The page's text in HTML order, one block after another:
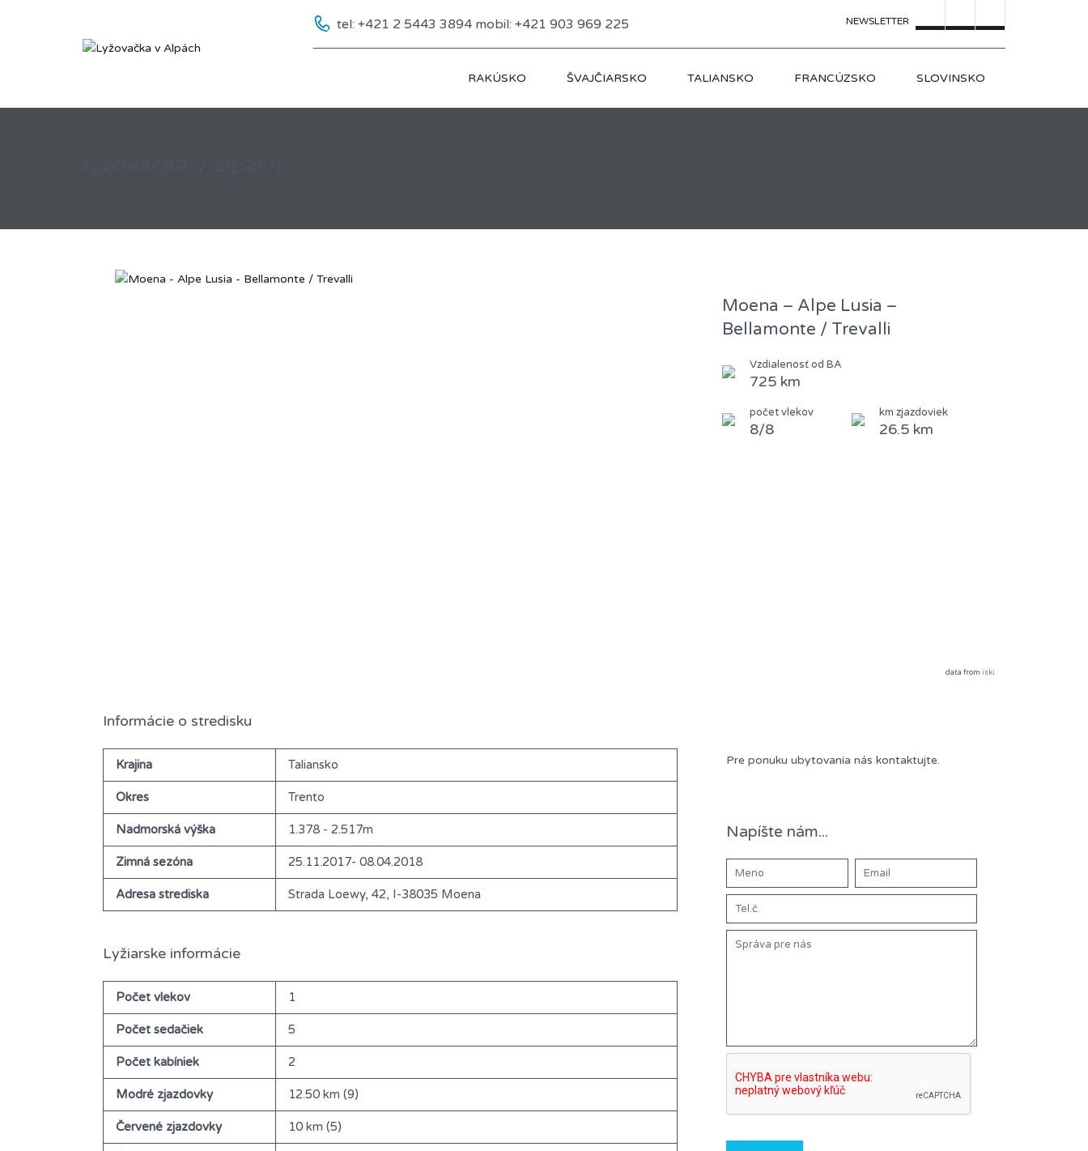
NEWSLETTER
tel: +421 2 5443 3894 mobil: +421 903 969 225
RAKÚSKO ŠVAJČIARSKO TALIANSKO FRANCÚZSKO SLOVINSKO
Moena – Alpe Lusia –
Bellamonte / Trevalli
Vzdialenosť od BA
725 km
počet vlekov
8/8
km zjazdoviek
26.5 km
data from iski
Informácie o stredisku
Krajina Taliansko
Okres Trento
Nadmorská výška 1.378 - 2.517m
Zimná sezóna 25.11.2017- 08.04.2018
Adresa strediska Strada Loewy, 42, I-38035 Moena
Lyžiarske informácie
Počet vlekov 1
Počet sedačiek 5
Počet kabíniek 2
Modré zjazdovky 12.50 km (9)
Červené zjazdovky 10 km (5)
Pre ponuku ubytovania nás kontaktujte.
Napíšte nám...